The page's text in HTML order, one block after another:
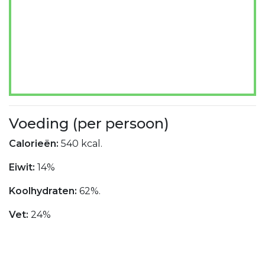
Voeding (per persoon)
Calorieën: 540 kcal.
Eiwit: 14%
Koolhydraten: 62%.
Vet: 24%